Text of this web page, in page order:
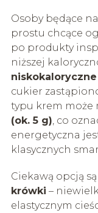
Osoby będące
prostu chcące
po produkty
niższej
cukier
typu krem może
(ok. 5 g), co
energetyczna
klasycznych
Ciekawą opcją
krówki –
elastycznym